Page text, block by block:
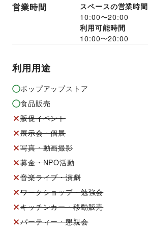
営業時間
スペースの営業時間
10:00〜20:00
利用可能時間
10:00〜20:00
利用用途
ポップアップストア
食品販売
販促イベント
展示会・個展
写真・動画撮影
募金・NPO活動
音楽ライブ・演劇
ワークショップ・勉強会
キッチンカー・移動販売
パーティー・懇親会